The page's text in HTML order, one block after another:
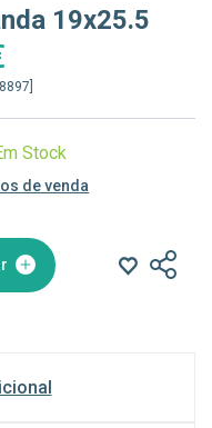
19x25.5
Stock
de venda